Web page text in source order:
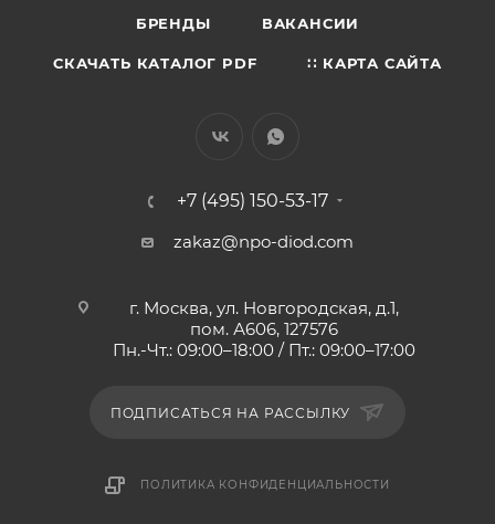
БРЕНДЫ ВАКАНСИИ
СКАЧАТЬ КАТАЛОГ PDF ∷ КАРТА САЙТА
+7 (495) 150-53-17
zakaz@npo-diod.com
г. Москва, ул. Новгородская, д.1,
пом. А606, 127576
Пн.-Чт.: 09:00–18:00 / Пт.: 09:00–17:00
ПОДПИСАТЬСЯ НА РАССЫЛКУ
ПОЛИТИКА КОНФИДЕНЦИАЛЬНОСТИ